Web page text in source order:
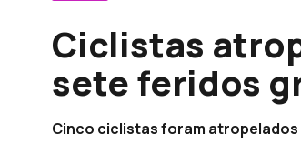
Ciclistas
sete feridos
Cinco ciclistas foram atropelados